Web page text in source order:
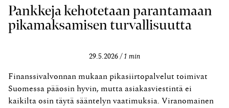
Pankkeja kehotetaan parantamaan
pikamaksamisen turvallisuutta
29.5.2026 1 min
Finanssivalvonnan mukaan pikasiirtopalvelut toimivat
Suomessa pääosin hyvin, mutta asiakasviestintä ei
kaikilta osin täytä sääntelyn vaatimuksia. Viranomainen